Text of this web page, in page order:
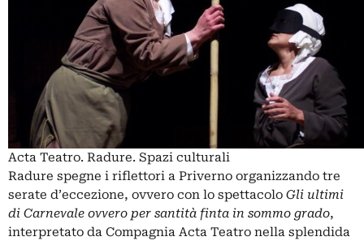
Acta Teatro. Radure. Spazi culturali
Radure spegne i riflettori a Priverno organizzando tre
serate d’eccezione, ovvero con lo spettacolo Gli ultimi
di Carnevale ovvero per santità finta in sommo grado,
interpretato da Compagnia Acta Teatro nella splendida